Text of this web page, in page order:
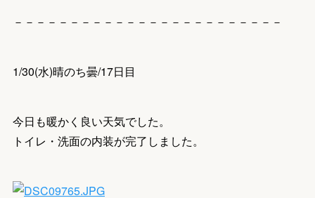
－－－－－－－－－－－－－－－－－－－－－－－－
1/30(水)晴のち曇/17日目
今日も暖かく良い天気でした。
トイレ・洗面の内装が完了しました。